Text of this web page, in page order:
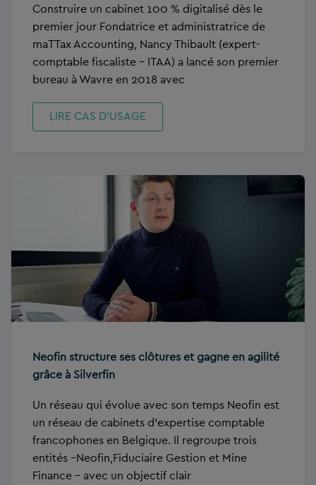
Construire un cabinet 100 % digitalisé dès le
premier jour Fondatrice et administratrice de
maTTax Accounting, Nancy Thibault (expert-
comptable fiscaliste – ITAA) a lancé son premier
bureau à Wavre en 2018 avec
LIRE CAS D’USAGE
Neofin structure ses clôtures et gagne en agilité
grâce à Silverfin
Un réseau qui évolue avec son temps Neofin est
un réseau de cabinets d’expertise comptable
francophones en Belgique. Il regroupe trois
entités –Neofin,Fiduciaire Gestion et Mine
Finance – avec un objectif clair